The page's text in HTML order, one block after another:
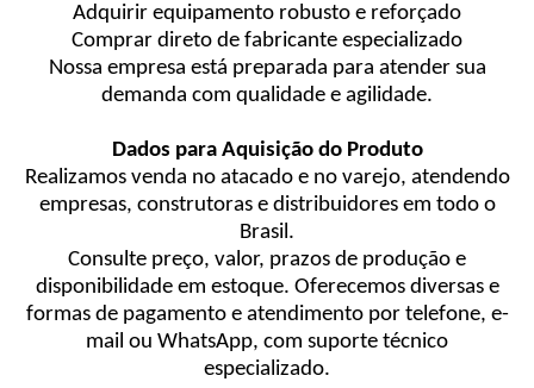
Adquirir equipamento robusto e reforçado
Comprar direto de fabricante especializado
Nossa empresa está preparada para atender sua
demanda com qualidade e agilidade.
Dados para Aquisição do Produto
Realizamos venda no atacado e no varejo, atendendo
empresas, construtoras e distribuidores em todo o
Brasil.
Consulte preço, valor, prazos de produção e
disponibilidade em estoque. Oferecemos diversas e
formas de pagamento e atendimento por telefone, e-
mail ou WhatsApp, com suporte técnico
especializado.